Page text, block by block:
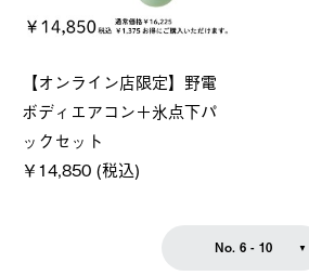
【オンライン店限定】野電
ボディエアコン＋氷点下パ
ックセット
￥14,850 (税込)
No. 6 - 10